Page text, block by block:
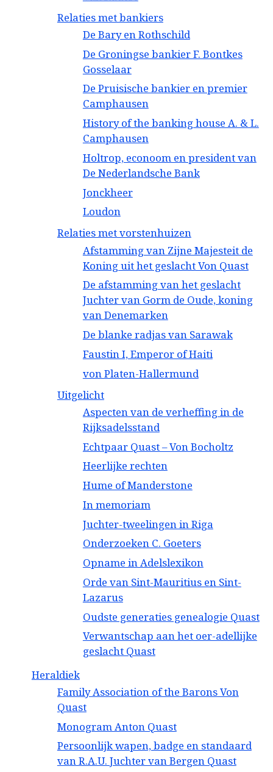
Relaties met bankiers
De Bary en Rothschild
De Groningse bankier F. Bontkes
Gosselaar
De Pruisische bankier en premier
Camphausen
History of the banking house A. & L.
Camphausen
Holtrop, econoom en president van
De Nederlandsche Bank
Jonckheer
Loudon
Relaties met vorstenhuizen
Afstamming van Zijne Majesteit de
Koning uit het geslacht Von Quast
De afstamming van het geslacht
Juchter van Gorm de Oude, koning
van Denemarken
De blanke radjas van Sarawak
Faustin I, Emperor of Haiti
von Platen-Hallermund
Uitgelicht
Aspecten van de verheffing in de
Rijksadelsstand
Echtpaar Quast – Von Bocholtz
Heerlijke rechten
Hume of Manderstone
In memoriam
Juchter-tweelingen in Riga
Onderzoeken C. Goeters
Opname in Adelslexikon
Orde van Sint-Mauritius en Sint-
Lazarus
Oudste generaties genealogie Quast
Verwantschap aan het oer-adellijke
geslacht Quast
Heraldiek
Family Association of the Barons Von
Quast
Monogram Anton Quast
Persoonlijk wapen, badge en standaard
van R.A.U. Juchter van Bergen Quast